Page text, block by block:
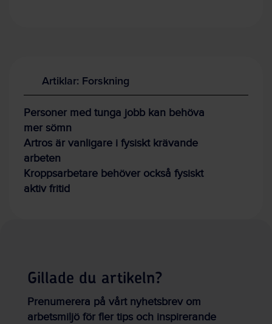
Artiklar: Forskning
Personer med tunga jobb kan behöva
mer sömn
Artros är vanligare i fysiskt krävande
arbeten
Kroppsarbetare behöver också fysiskt
aktiv fritid
Gillade du artikeln?
Prenumerera på vårt nyhetsbrev om
arbetsmiljö för fler tips och inspirerande